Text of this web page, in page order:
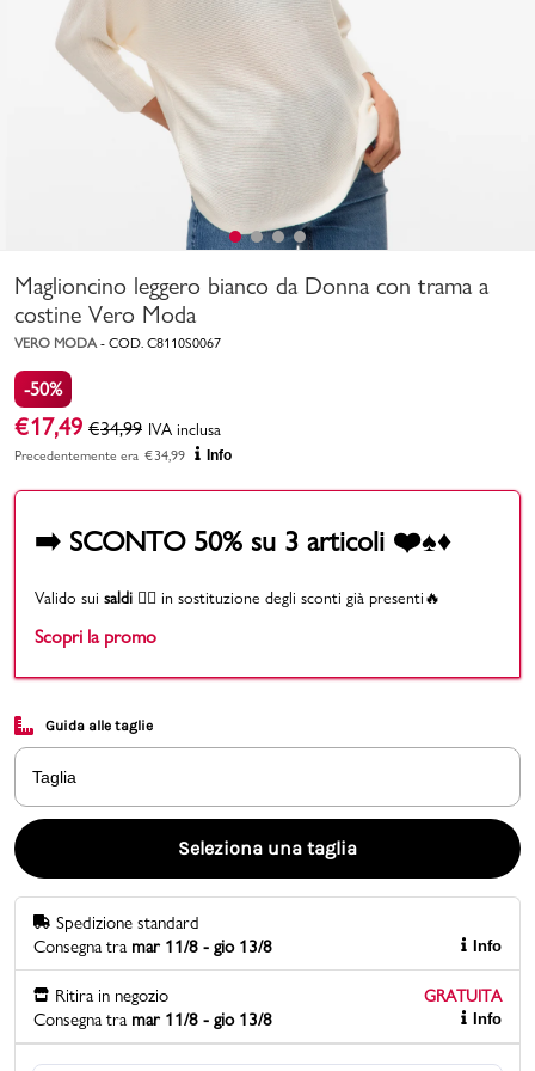
Uomo Bambino
Valigie
Marchi
Carrello
Promo & News
negozi
pcard
Gift card
Maglioncino leggero bianco da Donna con trama a
costine Vero Moda
VERO MODA - COD. C8110S0067
-50%
€17,49 €34,99 IVA inclusa
Precedentemente era €34,99 Info
➡️ SCONTO 50% su 3 articoli ❤️♠️♦️
Valido sui saldi 👉🏻 in sostituzione degli sconti già presenti🔥
Scopri la promo
Guida alle taglie
Taglia
Seleziona una taglia
Spedizione standard
Consegna tra mar 11/8 - gio 13/8 Info
Ritira in negozio
GRATUITA
Consegna tra mar 11/8 - gio 13/8 Info